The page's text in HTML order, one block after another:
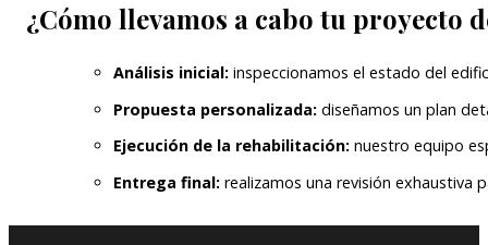
¿Cómo llevamos a cabo tu proyecto
Análisis inicial: inspeccionamos el estado del
Propuesta personalizada: diseñamos un plan
Ejecución de la rehabilitación: nuestro equipo
Entrega final: realizamos una revisión exhaustiva